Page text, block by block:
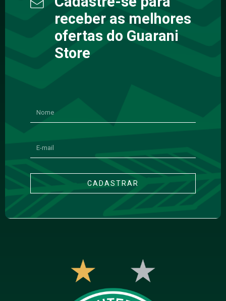
receber as melhores
ofertas do Guarani
Store
CADASTRAR